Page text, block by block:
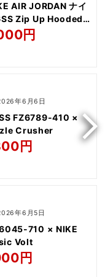
AIR JORDAN ナイ
Zip Up Hooded
円
年6月6日
FZ6789-410 ×
Crusher
円
年6月5日
710 × NIKE
Volt
円